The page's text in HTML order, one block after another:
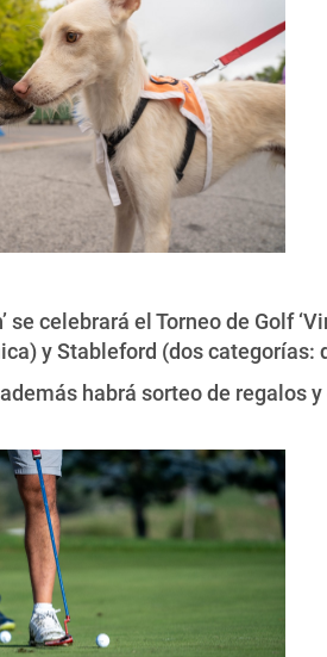
celebrará el Torneo de Golf
y Stableford (dos categorías:
habrá sorteo de regalos